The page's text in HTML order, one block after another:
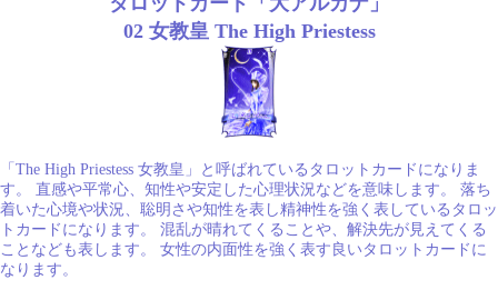
02 女教皇 The High Priestess
「The High Priestess 女教皇」と呼ばれているタロットカードになりま
す。 直感や平常心、知性や安定した心理状況などを意味します。 落ち
着いた心境や状況、聡明さや知性を表し精神性を強く表しているタロッ
トカードになります。 混乱が晴れてくることや、解決先が見えてくる
ことなども表します。 女性の内面性を強く表す良いタロットカードに
なります。